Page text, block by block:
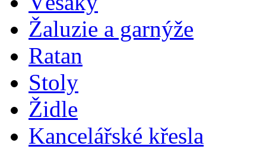
Žaluzie a garnýže
Ratan
Stoly
Židle
Kancelářské křesla